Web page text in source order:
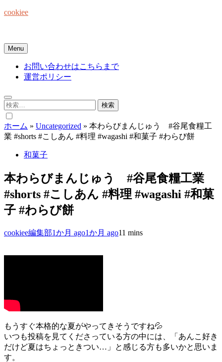
Skip
cookiee
Menu
お問い合わせはこちらまで
運営ポリシー
検
索:
ホーム » Uncategorized » 本わらびまんじゅう #谷尾食糧工
業 #shorts #こしあん #料理 #wagashi #和菓子 #わらび餅
和菓子
本わらびまんじゅう #谷尾食糧工業
#shorts #こしあん #料理 #wagashi #和菓
子 #わらび餅
cookiee編集部1か月 ago1か月 ago11 mins
もうすぐ本格的な夏がやってきそうですね💦
いつも投稿を見てくださっている方の中には、「あんこ好き
だけど夏はちょっときつい…」と感じる方も多いかと思いま
す。